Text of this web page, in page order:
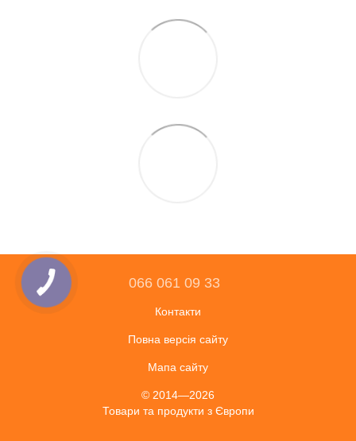
066 061 09 33
Контакти
Повна версія сайту
Мапа сайту
© 2014—2026
Товари та продукти з Європи